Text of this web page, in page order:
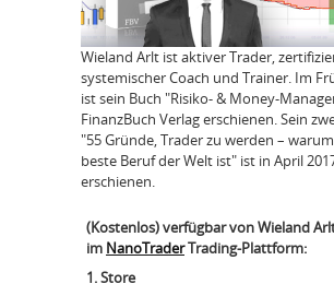
Wieland Arlt ist aktiver Trader,
systemischer Coach und Trainer. Im
ist sein Buch "Risiko- & Money-
FinanzBuch Verlag erschienen. Sein
"55 Gründe, Trader zu werden –
beste Beruf der Welt ist" ist in April
erschienen.
(Kostenlos) verfügbar von Wieland
im NanoTraderTrading-Plattform:
1. Store